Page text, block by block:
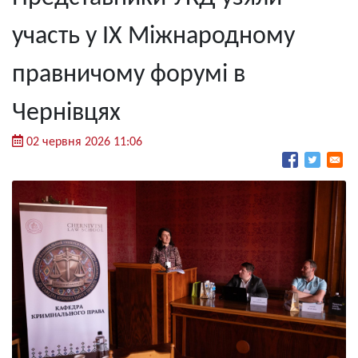
участь у IX Міжнародному
правничому форумі в
Чернівцях
02 червня 2026 11:06